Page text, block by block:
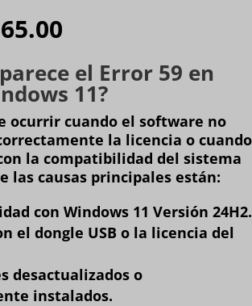
65.00
actual
es:
$65.00.
el Error 59 en
11?
ocurrir cuando el software no
la licencia o cuando
la compatibilidad del sistema
las causas principales están:
con Windows 11 Versión 24H2.
el dongle USB o la licencia del
desactualizados o
instalados.